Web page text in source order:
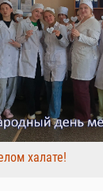
халате!